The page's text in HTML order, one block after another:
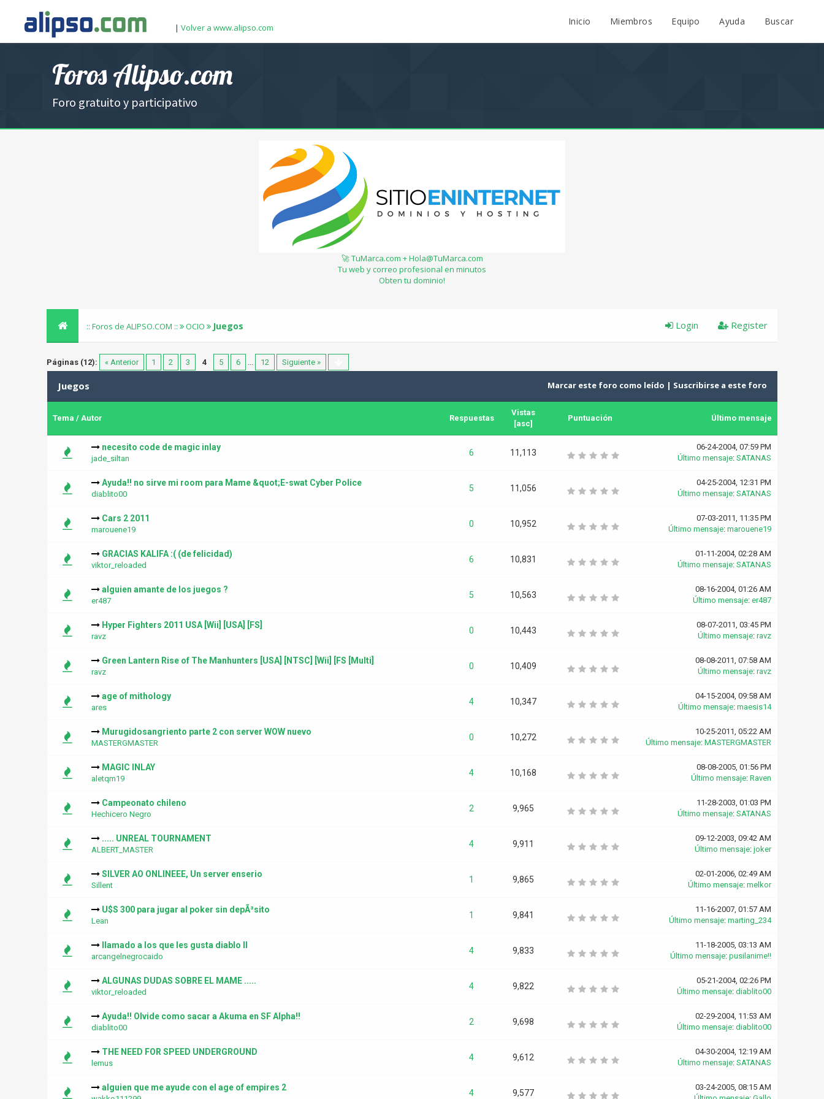
| Volver a www.alipso.com
Inicio Miembros Equipo Ayuda Buscar
Foros Alipso.com
Foro gratuito y participativo
🚀 TuMarca.com + Hola@TuMarca.com
Tu web y correo profesional en minutos
Obten tu dominio!
:: Foros de ALIPSO.COM :: OCIO Juegos Register
Login
Páginas (12): « Anterior 1 2 3 4 5 6 ... 12 Siguiente »
Marcar este foro como leído | Suscribirse a este foro
Juegos
Tema / Autor Respuestas
Vistas
[asc]
Puntuación Último mensaje
necesito code de magic inlay
jade_siltan
6 11,113
06-24-2004, 07:59 PM
Último mensaje: SATANAS
Ayuda!! no sirve mi room para Mame &quot;E-swat Cyber Police
diablito00
5 11,056
04-25-2004, 12:31 PM
Último mensaje: SATANAS
Cars 2 2011
marouene19
0 10,952
07-03-2011, 11:35 PM
Último mensaje: marouene19
GRACIAS KALIFA :( (de felicidad)
viktor_reloaded
6 10,831
01-11-2004, 02:28 AM
Último mensaje: SATANAS
alguien amante de los juegos ?
er487
5 10,563
08-16-2004, 01:26 AM
Último mensaje: er487
Hyper Fighters 2011 USA [Wii] [USA] [FS]
ravz
0 10,443
08-07-2011, 03:45 PM
Último mensaje: ravz
Green Lantern Rise of The Manhunters [USA] [NTSC] [Wii] [FS [Multi]
ravz
0 10,409
08-08-2011, 07:58 AM
Último mensaje: ravz
age of mithology
ares
4 10,347
04-15-2004, 09:58 AM
Último mensaje: maesis14
Murugidosangriento parte 2 con server WOW nuevo
MASTERGMASTER
0 10,272
10-25-2011, 05:22 AM
Último mensaje: MASTERGMASTER
MAGIC INLAY
aletqm19
4 10,168
08-08-2005, 01:56 PM
Último mensaje: Raven
Campeonato chileno
Hechicero Negro
2 9,965
11-28-2003, 01:03 PM
Último mensaje: SATANAS
..... UNREAL TOURNAMENT
ALBERT_MASTER
4 9,911
09-12-2003, 09:42 AM
Último mensaje: joker
SILVER AO ONLINEEE, Un server enserio
Sillent
1 9,865
02-01-2006, 02:49 AM
Último mensaje: melkor
U$S 300 para jugar al poker sin depÃ³sito
Lean
1 9,841
11-16-2007, 01:57 AM
Último mensaje: marting_234
llamado a los que les gusta diablo II
arcangelnegrocaido
4 9,833
11-18-2005, 03:13 AM
Último mensaje: pusilanime!!
ALGUNAS DUDAS SOBRE EL MAME .....
viktor_reloaded
4 9,822
05-21-2004, 02:26 PM
Último mensaje: diablito00
Ayuda!! Olvide como sacar a Akuma en SF Alpha!!
diablito00
2 9,698
02-29-2004, 11:53 AM
Último mensaje: diablito00
THE NEED FOR SPEED UNDERGROUND
lemus
4 9,612
04-30-2004, 12:19 AM
Último mensaje: SATANAS
alguien que me ayude con el age of empires 2
4 9,577
03-24-2005, 08:15 AM